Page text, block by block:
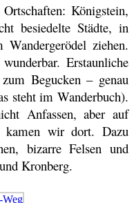
Königstein,
besiedelte Städte, in
ziehen.
Erstaunliche
Begucken – genau
steht im Wanderbuch).
Anfassen, aber auf
kamen wir dort. Dazu
bizarre Felsen und
Kronberg.